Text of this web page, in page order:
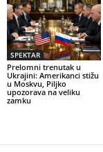
SPEKTAR
Prelomni trenutak u
Ukrajini: Amerikanci stižu
u Moskvu, Piljko
upozorava na veliku
zamku